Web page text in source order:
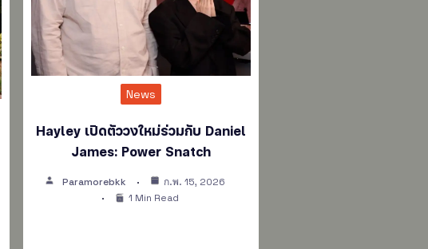
News
Hayley เปิดตัววงใหม่ร่วมกับ Daniel
James: Power Snatch
Paramorebkk
ก.พ. 15, 2026
1 Min Read